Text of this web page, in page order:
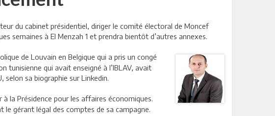
du cabinet présidentiel, diriger le comité électoral de Moncef
semaines à El Menzah 1 et prendra bientôt d’autres annexes.
de Louvain en Belgique qui a pris un congé
tunisienne qui avait enseigné à l’IBLAV, avait
selon sa biographie sur Linkedin.
la Présidence pour les affaires économiques.
gérant légal des comptes de sa campagne.